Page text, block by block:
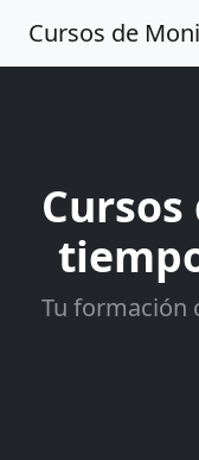
Cursos de
Tu formación